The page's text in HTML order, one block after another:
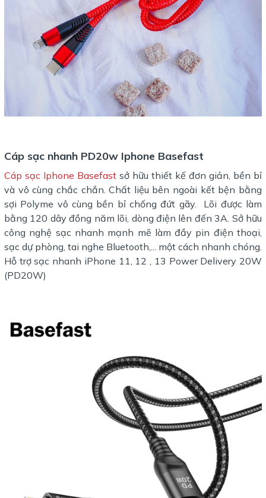
Cáp sạc nhanh PD20w Iphone Basefast
Cáp sạc Iphone Basefast sở hữu thiết kế đơn giản, bền bỉ
và vô cùng chắc chắn. Chất liệu bên ngoài kết bện bằng
sợi Polyme vô cùng bền bỉ chống đứt gãy. Lõi được làm
bằng 120 dây đồng năm lõi, dòng điện lên đến 3A. Sở hữu
công nghệ sạc nhanh mạnh mẽ làm đầy pin điện thoại,
sạc dự phòng, tai nghe Bluetooth,... một cách nhanh chóng.
Hỗ trợ sạc nhanh iPhone 11, 12 , 13 Power Delivery 20W
(PD20W)